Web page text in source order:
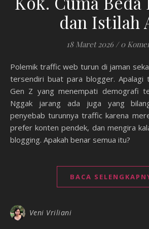
dan Istilah
18 Maret 2026 / 0
Polemik traffic web turun di jaman sekarang ini jadi momok
tersendiri buat para blogger. Apalagi
Gen Z yang menempati demografi
Nggak jarang ada juga yang
penyebab turunnya traffic karena
prefer konten pendek, dan mengira
blogging. Apakah benar semua itu?
BACA
Veni Vriliani